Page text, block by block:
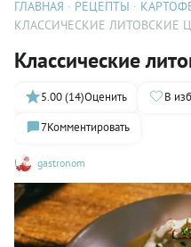
ГЛАВНАЯ РЕЦЕПТЫ
КЛАССИЧЕСКИЕ ЛИТОВСКИЕ
Классические
gastronom
5.00 (14)Оценить В
7Комментировать